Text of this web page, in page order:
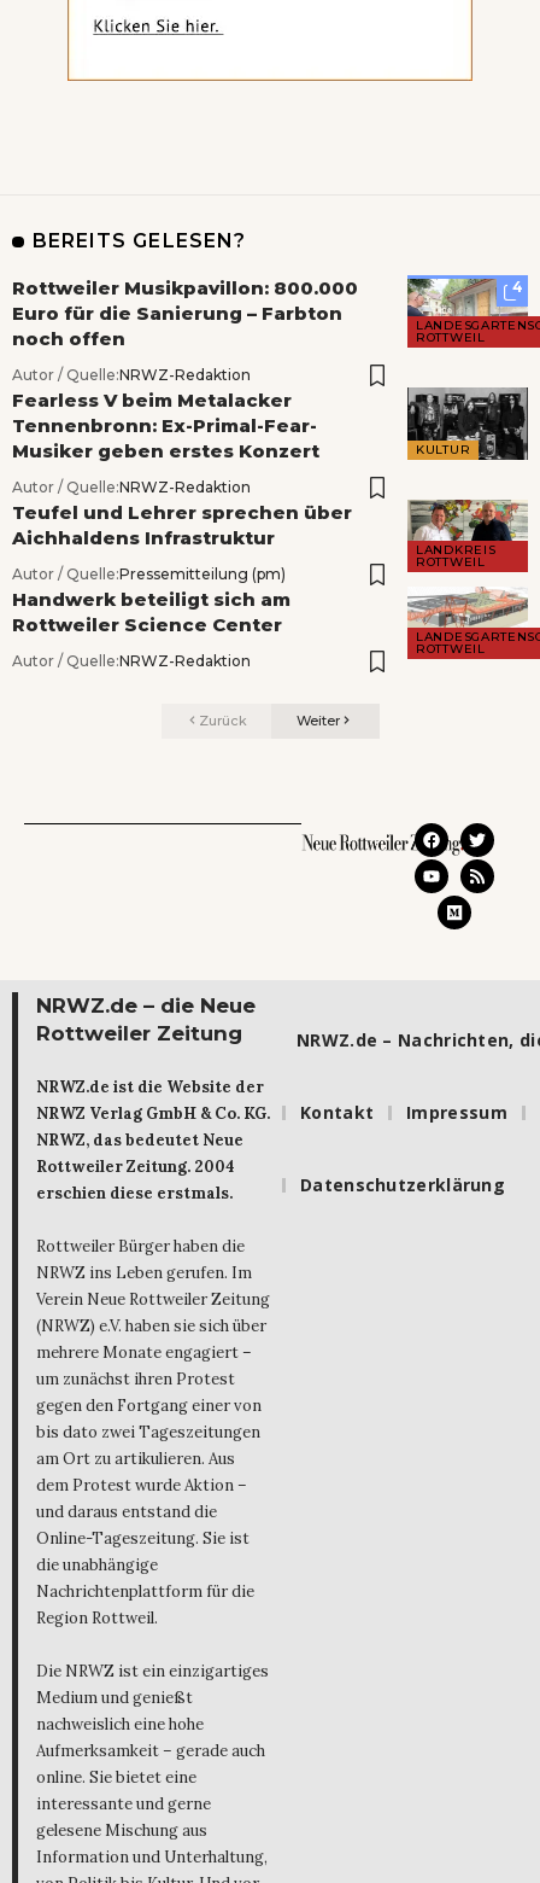
BEREITS GELESEN?
4
ROTTWEIL
Rottweiler Musikpavillon: 800.000
Euro für die Sanierung – Farbton
noch offen
Autor / Quelle:NRWZ-Redaktion
KULTUR
Fearless V beim Metalacker
Tennenbronn: Ex-Primal-Fear-
Musiker geben erstes Konzert
Autor / Quelle:NRWZ-Redaktion
LANDKREIS
ROTTWEIL
Teufel und Lehrer sprechen über
Aichhaldens Infrastruktur
Autor / Quelle:Pressemitteilung (pm)
ROTTWEIL
Handwerk beteiligt sich am
Rottweiler Science Center
Autor / Quelle:NRWZ-Redaktion
Zurück Weiter
NRWZ.de – die Neue
Rottweiler Zeitung
NRWZ.de ist die Website der
NRWZ Verlag GmbH & Co. KG.
NRWZ, das bedeutet Neue
Rottweiler Zeitung. 2004
erschien diese erstmals.
Rottweiler Bürger haben die
NRWZ ins Leben gerufen. Im
Verein Neue Rottweiler Zeitung
(NRWZ) e.V. haben sie sich über
mehrere Monate engagiert –
um zunächst ihren Protest
gegen den Fortgang einer von
bis dato zwei Tageszeitungen
am Ort zu artikulieren. Aus
dem Protest wurde Aktion –
und daraus entstand die
Online-Tageszeitung. Sie ist
die unabhängige
Nachrichtenplattform für die
Region Rottweil.
Die NRWZ ist ein einzigartiges
Medium und genießt
nachweislich eine hohe
Aufmerksamkeit – gerade auch
online. Sie bietet eine
interessante und gerne
gelesene Mischung aus
Information und Unterhaltung,
NRWZ.de – Nachrichten,
Kontakt Impressum
Datenschutzerklärung